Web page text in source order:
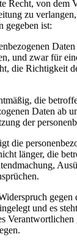
Recht, von dem
zu
gegeben ist:
und zwar für
die Richtigkeit
die
Daten ab
der
die
länger, die
gegen
und es
Verantwortlichen